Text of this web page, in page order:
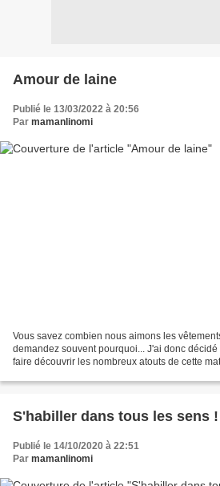
Amour de laine
Publié le 13/03/2022 à 20:56
Par mamanlinomi
Vous savez combien nous aimons les
demandez souvent pourquoi... J'ai donc
faire découvrir les nombreux atouts de cette
S'habiller dans tous les sens !
Publié le 14/10/2020 à 22:51
Par mamanlinomi